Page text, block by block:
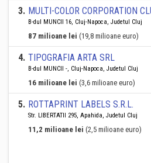
3. MULTI-COLOR CORPORATION
B-dul MUNCII 16, Cluj-Napoca, Judetul Cluj
87 milioane lei (19,8 milioane euro)
4. TIPOGRAFIA ARTA SRL
B-dul MUNCII -, Cluj-Napoca, Judetul Cluj
16 milioane lei (3,6 milioane euro)
5. ROTTAPRINT LABELS S.R.L.
Str. LIBERTATII 295, Apahida, Judetul Cluj
11,2 milioane lei (2,5 milioane euro)